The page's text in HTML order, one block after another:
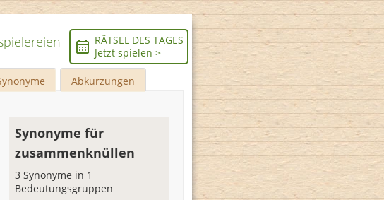
RÄTSEL DES TAGES
Jetzt spielen >
Abkürzungen
Synonyme für
zusammenknüllen
3 Synonyme in 1
Bedeutungsgruppen